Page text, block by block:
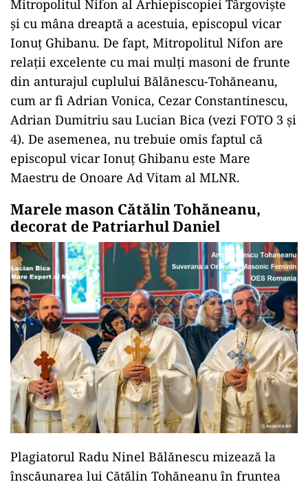
Mitropolitul Nifon al Arhiepiscopiei Târgoviște
și cu mâna dreaptă a acestuia, episcopul vicar
Ionuț Ghibanu. De fapt, Mitropolitul Nifon are
relații excelente cu mai mulți masoni de frunte
din anturajul cuplului Bălănescu-Tohăneanu,
cum ar fi Adrian Vonica, Cezar Constantinescu,
Adrian Dumitriu sau Lucian Bica (vezi FOTO 3 și
4). De asemenea, nu trebuie omis faptul că
episcopul vicar Ionuț Ghibanu este Mare
Maestru de Onoare Ad Vitam al MLNR.
Marele mason Cătălin Tohăneanu,
decorat de Patriarhul Daniel
Plagiatorul Radu Ninel Bălănescu mizează la
înscăunarea lui Cătălin Tohăneanu în fruntea